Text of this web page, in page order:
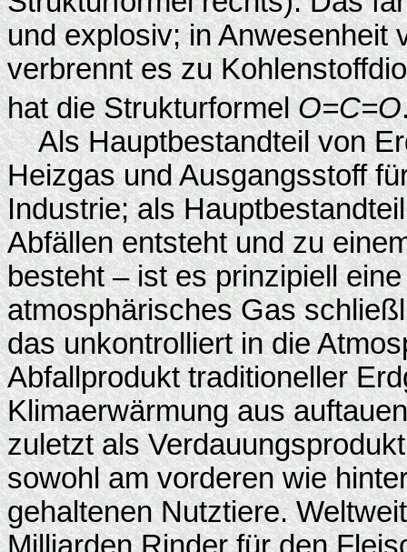
und explosiv; in Anwesenheit
verbrennt es zu
hat die StrukturformelO=C=O
Als Hauptbestandteil von
Heizgas und Ausgangsstoff
Industrie; als
Abfällen entsteht und zu
besteht – ist es prinzipiell
atmosphärisches Gas
das unkontrolliert in die
Abfallprodukt traditioneller
Klimaerwärmung aus
zuletzt als
sowohl am vorderen wie
gehaltenen Nutztiere.